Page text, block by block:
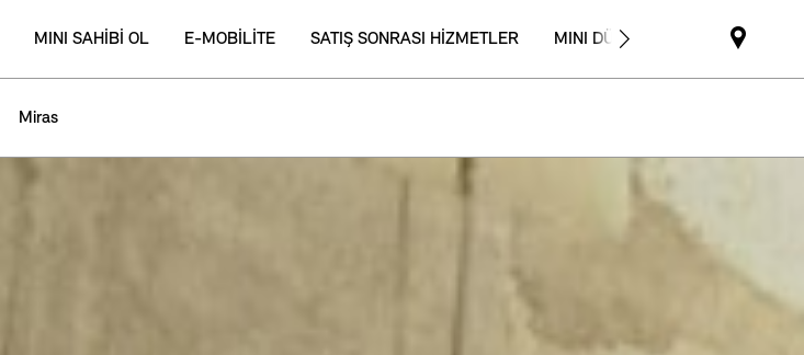
MINI SAHİBİ OL E-MOBİLİTE SATIŞ SONRASI HİZMETLER MINI DÜNYASI
Mini
dealer
Miras